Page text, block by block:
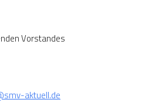
Vorstandes
aktuell.de